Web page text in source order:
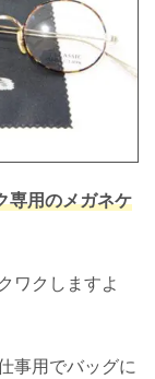
専用のメガネケ
ワクしますよ
事用でバッグに